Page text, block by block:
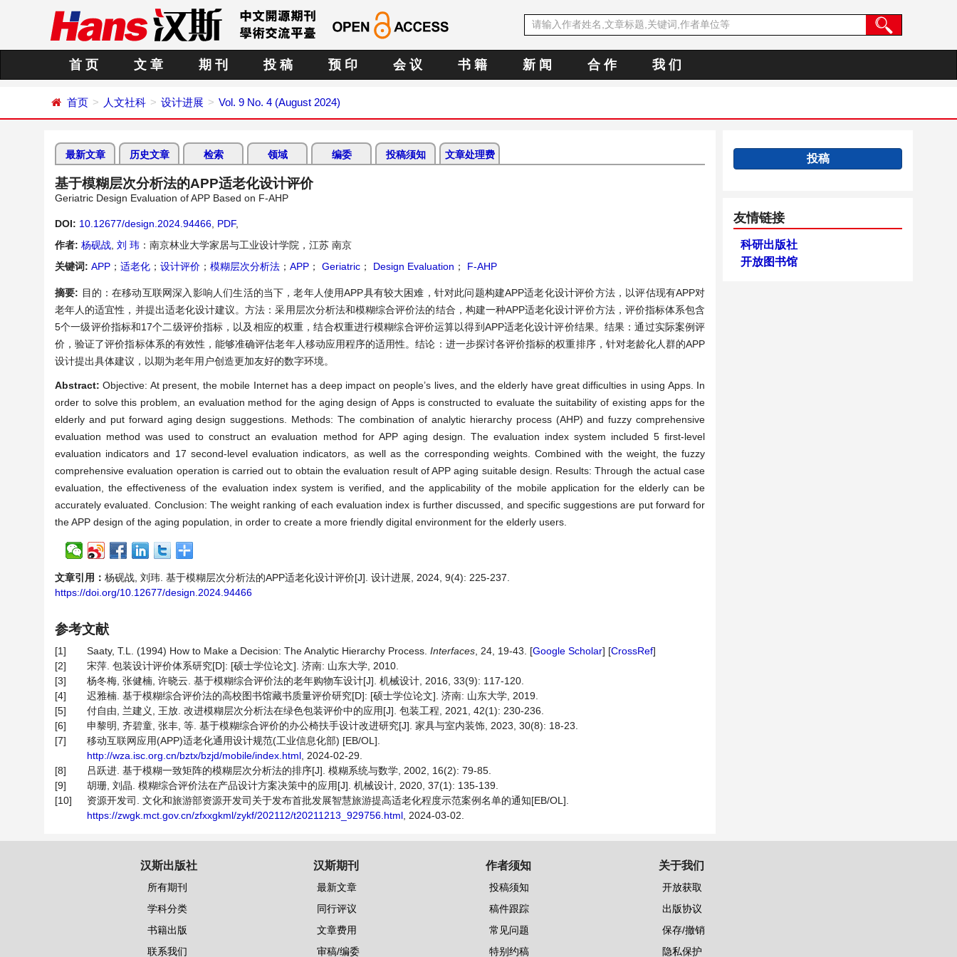
首 页 文 章 期 刊 投 稿 预 印 会 议 书 籍 新 闻 合 作 我 们
首页 人文社科 设计进展 Vol. 9 No. 4 (August 2024)
最新文章 历史文章 检索 领域 编委 投稿须知 文章处理费
基于模糊层次分析法的APP适老化设计评价
Geriatric Design Evaluation of APP Based on F-AHP
DOI: 10.12677/design.2024.94466 PDF,
作者: 杨砚战 刘 玮 ：南京林业大学家居与工业设计学院，江苏 南京
关键词: APP ； 适老化 ； 设计评价 ； 模糊层次分析法 ； APP ； Geriatric ； Design Evaluation ； F-AHP
摘要: 目的：在移动互联网深入影响人们生活的当下，老年人使用APP具有较大困难，针对此问题构建APP适老化设计评价方法，以评估现有APP对
老年人的适宜性，并提出适老化设计建议。方法：采用层次分析法和模糊综合评价法的结合，构建一种APP适老化设计评价方法，评价指标体系包含
5个一级评价指标和17个二级评价指标，以及相应的权重，结合权重进行模糊综合评价运算以得到APP适老化设计评价结果。结果：通过实际案例评
价，验证了评价指标体系的有效性，能够准确评估老年人移动应用程序的适用性。结论：进一步探讨各评价指标的权重排序，针对老龄化人群的APP
设计提出具体建议，以期为老年用户创造更加友好的数字环境。
Abstract:Objective: At present, the mobile Internet has a deep impact on people’s lives, and the elderly have great difficulties in using Apps. In
order to solve this problem, an evaluation method for the aging design of Apps is constructed to evaluate the suitability of existing apps for the
elderly and put forward aging design suggestions. Methods: The combination of analytic hierarchy process (AHP) and fuzzy comprehensive
evaluation method was used to construct an evaluation method for APP aging design. The evaluation index system included 5 first-level
evaluation indicators and 17 second-level evaluation indicators, as well as the corresponding weights. Combined with the weight, the fuzzy
comprehensive evaluation operation is carried out to obtain the evaluation result of APP aging suitable design. Results: Through the actual case
evaluation, the effectiveness of the evaluation index system is verified, and the applicability of the mobile application for the elderly can be
accurately evaluated. Conclusion: The weight ranking of each evaluation index is further discussed, and specific suggestions are put forward for
the APP design of the aging population, in order to create a more friendly digital environment for the elderly users.
文章引用： 杨砚战, 刘玮. 基于模糊层次分析法的APP适老化设计评价[J]. 设计进展, 2024, 9(4): 225-237.
https://doi.org/10.12677/design.2024.94466
参考文献
[1] Saaty, T.L. (1994) How to Make a Decision: The Analytic Hierarchy Process. Interfaces , 24, 19-43. [Google Scholar] [CrossRef]
[2]
宋萍. 包装设计评价体系研究[D]: [硕士学位论文]. 济南: 山东大学, 2010.
[3]
杨冬梅, 张健楠, 许晓云. 基于模糊综合评价法的老年购物车设计[J]. 机械设计, 2016, 33(9): 117-120.
[4]
迟雅楠. 基于模糊综合评价法的高校图书馆藏书质量评价研究[D]: [硕士学位论文]. 济南: 山东大学, 2019.
[5]
付自由, 兰建义, 王放. 改进模糊层次分析法在绿色包装评价中的应用[J]. 包装工程, 2021, 42(1): 230-236.
[6]
申黎明, 齐碧童, 张丰, 等. 基于模糊综合评价的办公椅扶手设计改进研究[J]. 家具与室内装饰, 2023, 30(8): 18-23.
[7]
移动互联网应用(APP)适老化通用设计规范(工业信息化部) [EB/OL].
http://wza.isc.org.cn/bztx/bzjd/mobile/index.html , 2024-02-29.
[8]
吕跃进. 基于模糊一致矩阵的模糊层次分析法的排序[J]. 模糊系统与数学, 2002, 16(2): 79-85.
[9]
胡珊, 刘晶. 模糊综合评价法在产品设计方案决策中的应用[J]. 机械设计, 2020, 37(1): 135-139.
[10]
资源开发司. 文化和旅游部资源开发司关于发布首批发展智慧旅游提高适老化程度示范案例名单的通知[EB/OL].
https://zwgk.mct.gov.cn/zfxxgkml/zykf/202112/t20211213_929756.html , 2024-03-02.
投稿
友情链接
科研出版社
开放图书馆
汉斯出版社
所有期刊
学科分类
书籍出版
联系我们
汉斯期刊
最新文章
同行评议
文章费用
审稿/编委
作者须知
投稿须知
稿件跟踪
常见问题
特别约稿
关于我们
开放获取
出版协议
保存/撤销
隐私保护